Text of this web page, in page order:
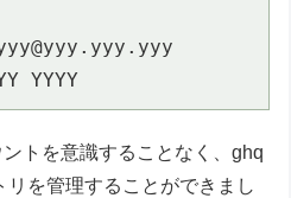
YYYY
トを意識することなく、ghq
を管理することができまし